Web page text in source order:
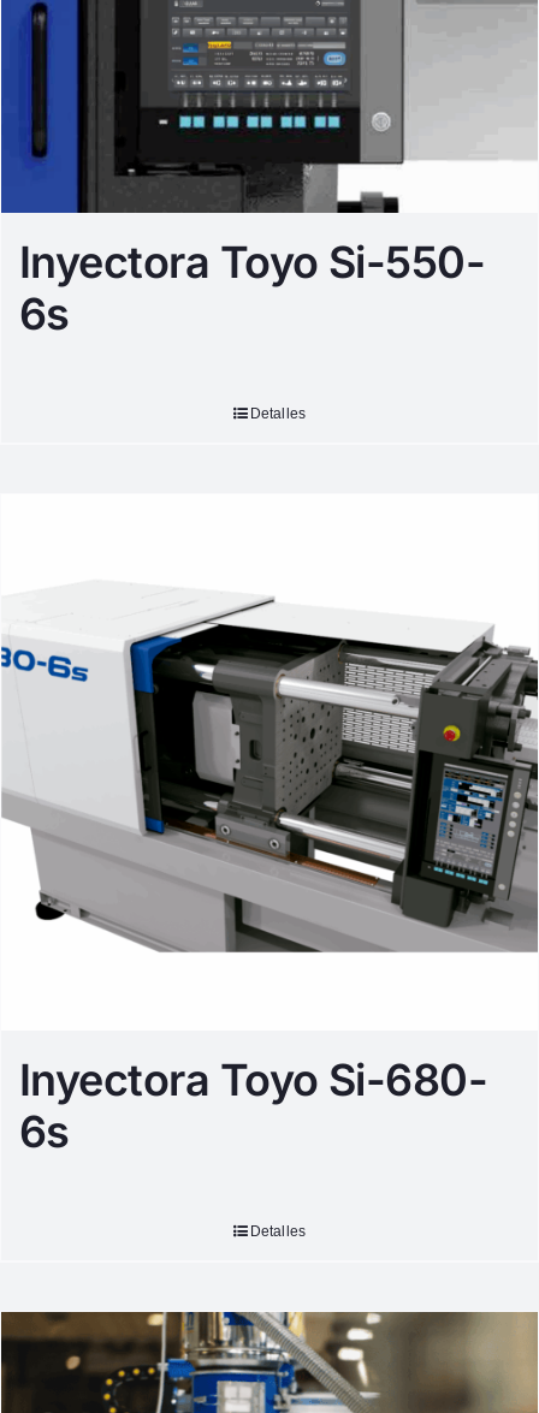
Inyectora Toyo Si-550-
6s
Detalles
Inyectora Toyo Si-680-
6s
Detalles